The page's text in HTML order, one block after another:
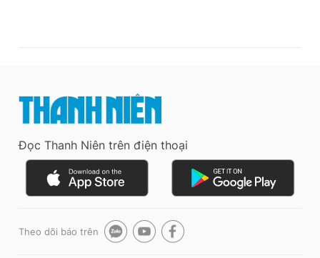
Đọc Thanh Niên trên điện thoại
Theo dõi báo trên